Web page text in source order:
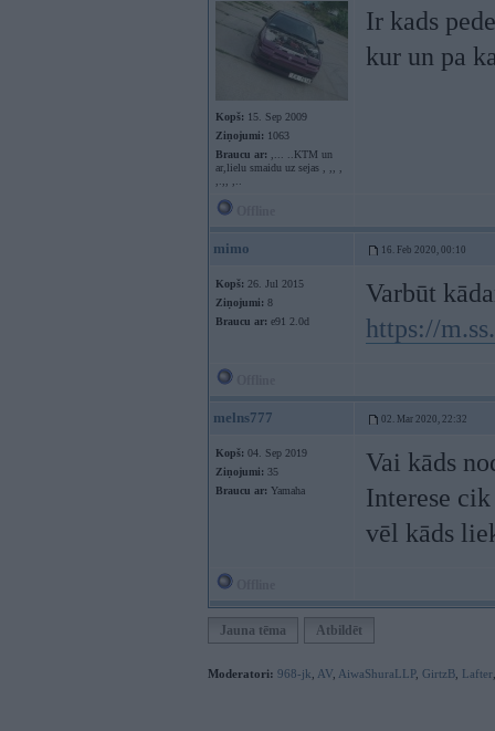
Kopš: 15. Sep 2009
Ziņojumi: 1063
Braucu ar: ,... ..KTM un
ar,lielu smaidu uz sejas , ,, ,
Ir kads
kur un pa
mimo 16. Feb 2020, 00:10
Kopš: 26. Jul 2015
Ziņojumi: 8
Braucu ar: e91 2.0d
Varbūt
https://
melns777 02. Mar 2020, 22:32
Kopš: 04. Sep 2019
Ziņojumi: 35
Braucu ar: Yamaha
Vai kāds
Interese
vēl kāds
Jauna tēma Atbildēt
Moderatori: 968-jk AV AiwaShuraLLP, GirtzB Lafter